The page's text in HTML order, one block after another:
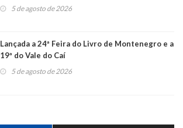
5 de agosto de 2026
Lançada a 24ª Feira do Livro de Montenegro e a
19ª do Vale do Caí
5 de agosto de 2026